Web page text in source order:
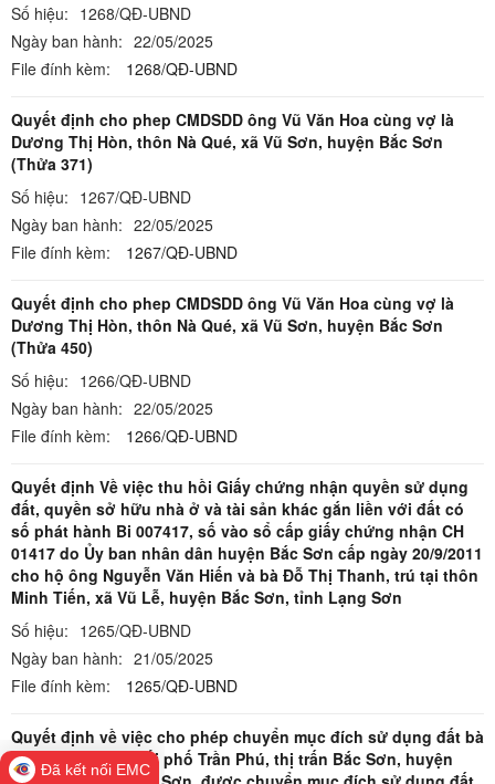
Số hiệu: 1268/QĐ-UBND
Ngày ban hành: 22/05/2025
File đính kèm:
1268/QĐ-UBND
Quyết định cho phep CMDSDD ông Vũ Văn Hoa cùng vợ là
Dương Thị Hòn, thôn Nà Qué, xã Vũ Sơn, huyện Bắc Sơn
(Thửa 371)
Số hiệu: 1267/QĐ-UBND
Ngày ban hành: 22/05/2025
File đính kèm:
1267/QĐ-UBND
Quyết định cho phep CMDSDD ông Vũ Văn Hoa cùng vợ là
Dương Thị Hòn, thôn Nà Qué, xã Vũ Sơn, huyện Bắc Sơn
(Thửa 450)
Số hiệu: 1266/QĐ-UBND
Ngày ban hành: 22/05/2025
File đính kèm:
1266/QĐ-UBND
Quyết định Về việc thu hồi Giấy chứng nhận quyền sử dụng
đất, quyền sở hữu nhà ở và tài sản khác gắn liền với đất có
số phát hành Bi 007417, số vào sổ cấp giấy chứng nhận CH
01417 do Ủy ban nhân dân huyện Bắc Sơn cấp ngày 20/9/2011
cho hộ ông Nguyễn Văn Hiến và bà Đỗ Thị Thanh, trú tại thôn
Minh Tiến, xã Vũ Lễ, huyện Bắc Sơn, tỉnh Lạng Sơn
Số hiệu: 1265/QĐ-UBND
Ngày ban hành: 21/05/2025
File đính kèm:
1265/QĐ-UBND
Quyết định về việc cho phép chuyển mục đích sử dụng đất bà
Sầm Thị Hồng, khối phố Trần Phú, thị trấn Bắc Sơn, huyện
Đã kết nối EMC